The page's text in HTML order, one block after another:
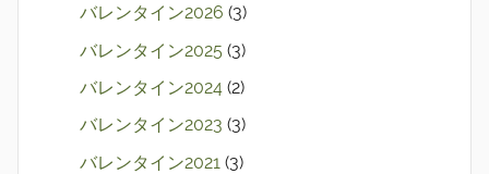
バレンタイン2026 (3)
バレンタイン2025 (3)
バレンタイン2024 (2)
バレンタイン2023 (3)
バレンタイン2021 (3)